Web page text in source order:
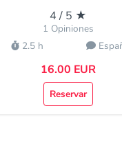
4 / 5 ★
1 Opiniones
2.5 h
16.00 EUR
Reservar